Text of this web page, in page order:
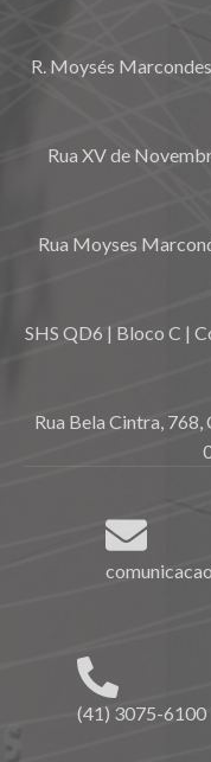
R. Moysés
Rua XV de
Rua Moyses
SHS QD6 | Bloco C |
Rua Bela Cintra,
(41) 3075-